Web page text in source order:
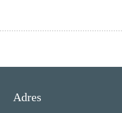
Adres